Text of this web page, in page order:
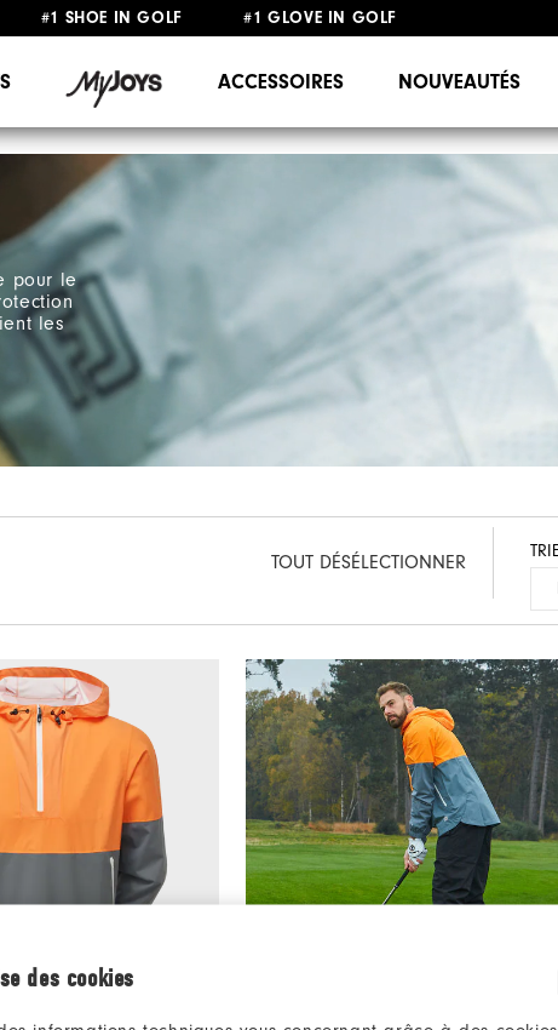
des cookies
#1 SHOE IN GOLF #1 GLOVE IN GOLF
ACCESSOIRES NOUVEAUTÉS
pour le
les
TOUT DÉSÉLECTIONNER